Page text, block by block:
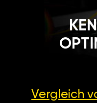
Vergleich